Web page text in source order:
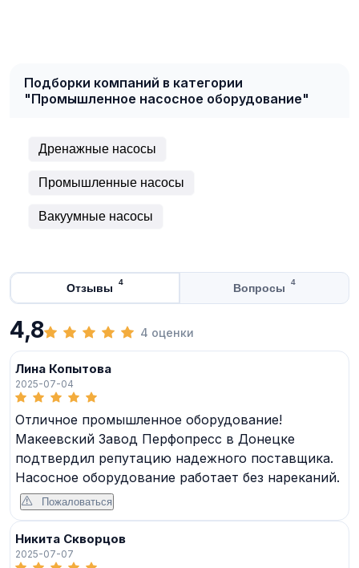
Подборки компаний в категории
"Промышленное насосное оборудование"
Дренажные насосы
Промышленные насосы
Вакуумные насосы
Отзывы 4 Вопросы 4
4,8 4 оценки
Лина Копытова
2025-07-04
Отличное промышленное оборудование!
Макеевский Завод Перфопресс в Донецке
подтвердил репутацию надежного поставщика.
Насосное оборудование работает без нареканий.
Пожаловаться
Никита Скворцов
2025-07-07